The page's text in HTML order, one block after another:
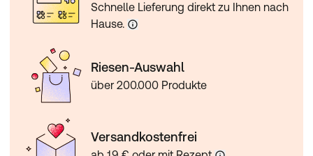
Schnelle Lieferung direkt zu Ihnen nach
Hause.
Riesen-Auswahl
über 200.000 Produkte
Versandkostenfrei